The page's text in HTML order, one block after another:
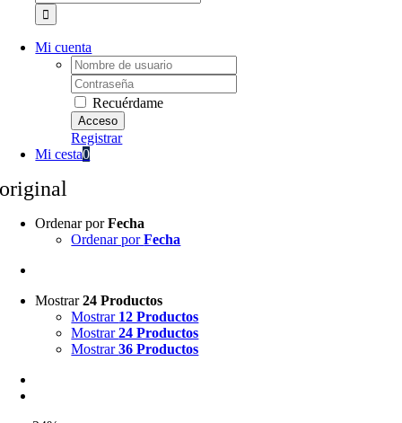
Mi cuenta
Username:
Password:
Recuérdame
Registrar
Mi cesta0
original
Ordenar porFecha
Ordenar porFecha
Mostrar24 Productos
Mostrar 12 Productos
Mostrar24 Productos
Mostrar36 Productos